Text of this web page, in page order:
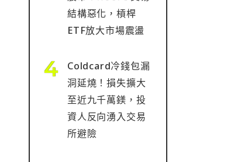
結構惡化，槓桿
ETF放大市場震盪
Coldcard冷錢包漏
洞延燒！損失擴大
至近九千萬鎂，投
資人反向湧入交易
所避險